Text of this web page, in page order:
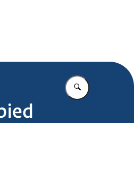
Vul in wat u